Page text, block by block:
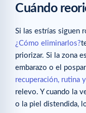
Cuándo
Si las estrías siguen
¿Cómo eliminarlos?
priorizar. Si la zona
embarazo o el
recuperación, rutina
relevo. Y cuando la
o la piel distendida,